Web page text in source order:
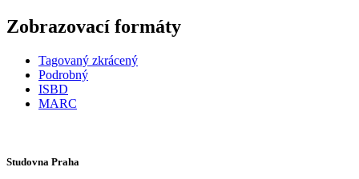
Zobrazovací formáty
Tagovaný zkrácený
Podrobný
ISBD
MARC
Studovna Praha